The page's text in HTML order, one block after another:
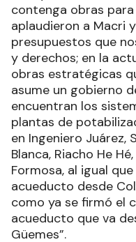
contenga obras
aplaudieron a Macri
presupuestos que
y derechos; en la
obras estratégicas
asume un gobierno
encuentran los
plantas de
en Ingeniero Juárez,
Blanca, Riacho He
Formosa, al igual
acueducto desde
como ya se firmó el
acueducto que va
Güemes”.